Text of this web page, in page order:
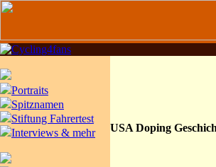
Portraits
Spitznamen
Stiftung Fahrertest
Interviews & mehr
USA Doping